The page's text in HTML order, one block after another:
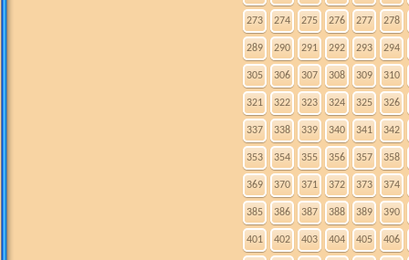
273 274 275 276 277 278
289 290 291 292 293 294
305 306 307 308 309 310
321 322 323 324 325 326
337 338 339 340 341 342
353 354 355 356 357 358
369 370 371 372 373 374
385 386 387 388 389 390
401 402 403 404 405 406